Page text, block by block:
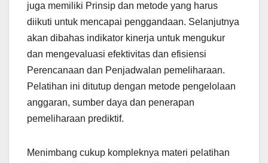
juga memiliki Prinsip dan metode yang harus
diikuti untuk mencapai penggandaan. Selanjutnya
akan dibahas indikator kinerja untuk mengukur
dan mengevaluasi efektivitas dan efisiensi
Perencanaan dan Penjadwalan pemeliharaan.
Pelatihan ini ditutup dengan metode pengelolaan
anggaran, sumber daya dan penerapan
pemeliharaan prediktif.
Menimbang cukup kompleknya materi pelatihan